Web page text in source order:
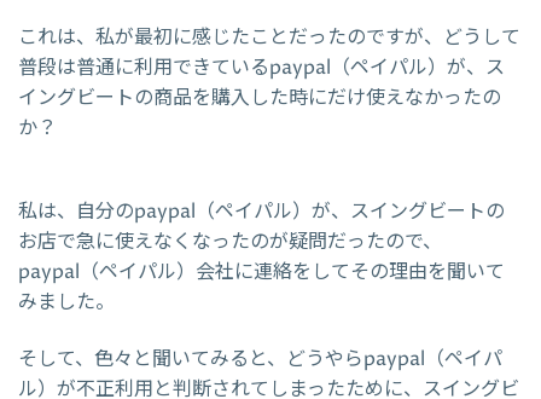
これは、私が最初に感じたことだったのですが、どうして
普段は普通に利用できているpaypal（ペイパル）が、ス
イングビートの商品を購入した時にだけ使えなかったの
か？
私は、自分のpaypal（ペイパル）が、スイングビートの
お店で急に使えなくなったのが疑問だったので、
paypal（ペイパル）会社に連絡をしてその理由を聞いて
みました。
そして、色々と聞いてみると、どうやらpaypal（ペイパ
ル）が不正利用と判断されてしまったために、スイングビ